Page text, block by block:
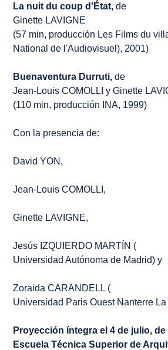
La nuit du coup d'État, de
Ginette LAVIGNE
(57 min, producción Les Films du
National de l'Audiovisuel), 2001)
Buenaventura Durruti, de
Jean-Louis COMOLLI y Ginette
(110 min, producción INA, 1999)
Con la presencia de:
David YON,
Jean-Louis COMOLLI,
Ginette LAVIGNE,
Jesús IZQUIERDO MARTÍN (
Universidad Autónoma de Madrid) y
Zoraida CARANDELL (
Universidad Paris Ouest Nanterre
Proyección íntegra el 4 de julio, de
Escuela Técnica Superior de